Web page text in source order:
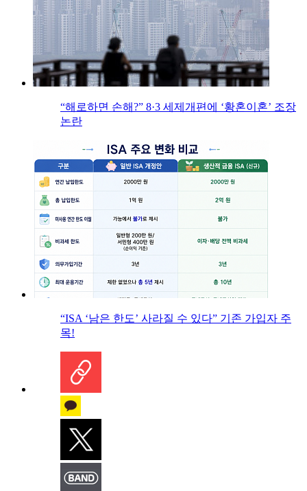
“해로하면 손해?” 8·3 세제개편에 ‘황혼이혼’ 조장
논란
“ISA ‘남은 한도’ 사라질 수 있다” 기존 가입자 주
목!